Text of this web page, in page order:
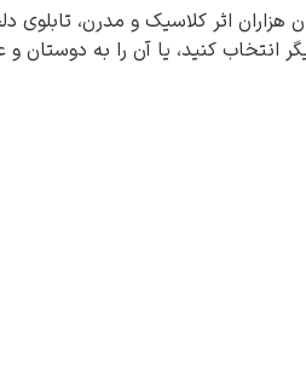
اثر کلاسیک و مدرن،
انتخاب کنید، یا آن را به دوستان و